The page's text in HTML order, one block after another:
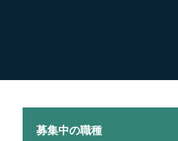
募集中の職種